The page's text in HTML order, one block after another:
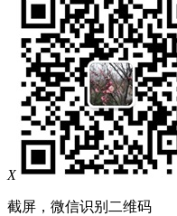
X
截屏，微信识别二维码